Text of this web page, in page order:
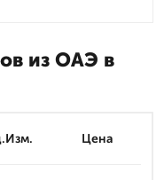
из ОАЭ в
Цена